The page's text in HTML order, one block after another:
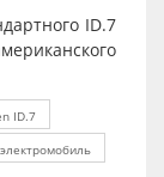
ID.7
ID.7
электромобиль